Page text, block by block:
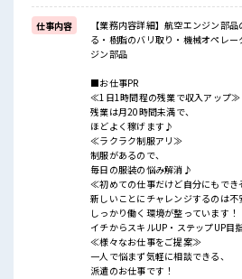
仕事内容
【業務内容詳細】航空エンジン部
る・樹脂のバリ取り・機械オペレ
ジン部品
■お仕事PR
≪1日1時間程の残業で収入アップ≫
残業は月20時間未満で、
ほどよく稼げます♪
≪ラクラク制服アリ≫
制服があるので、
毎日の服装の悩み解消♪
≪初めての仕事だけど自分にもで
新しいことにチャレンジするのは不
しっかり働く環境が整っています！
イチからスキルUP・ステップUP目
≪様々なお仕事をご提案≫
一人で悩まず気軽に相談できる、
派遣のお仕事です！